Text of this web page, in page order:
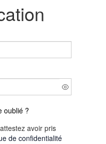
oublié ?
avoir pris
de confidentialité